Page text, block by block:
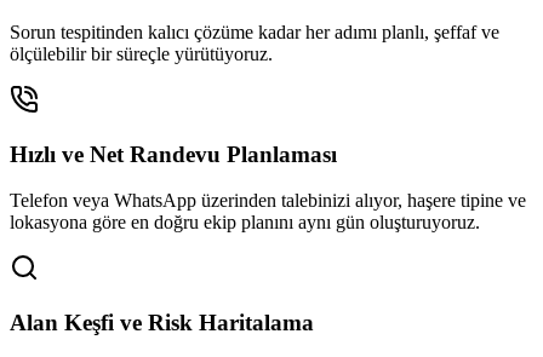
Sorun tespitinden kalıcı çözüme kadar her adımı planlı, şeffaf ve
ölçülebilir bir süreçle yürütüyoruz.
Hızlı ve Net Randevu Planlaması
Telefon veya WhatsApp üzerinden talebinizi alıyor, haşere tipine ve
lokasyona göre en doğru ekip planını aynı gün oluşturuyoruz.
Alan Keşfi ve Risk Haritalama